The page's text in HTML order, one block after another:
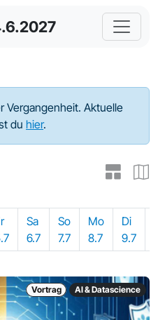
Vergangenheit. Aktuelle
du hier.
Sa
6.7
So
7.7
Mo
8.7
Di
9.7
Vortrag AI & Datascience